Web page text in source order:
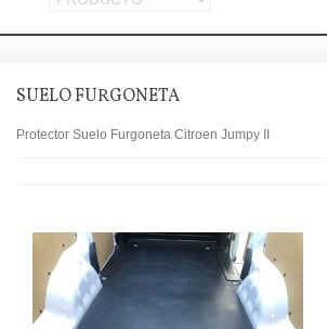
SUELO FURGONETA
Protector Suelo Furgoneta Citroen Jumpy II